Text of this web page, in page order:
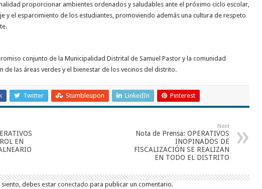
proporcionar ambientes ordenados y saludables ante el próximo ciclo escolar,
y el esparcimiento de los estudiantes, promoviendo además una cultura de respeto
conjunto de la Municipalidad Distrital de Samuel Pastor y la comunidad
de las áreas verdes y el bienestar de los vecinos del distrito.
Twitter Stumbleupon LinkedIn Pinterest
EN
Next
Nota de Prensa: OPERATIVOS
INOPINADOS DE
FISCALIZACIÓN SE REALIZAN
EN TODO EL DISTRITO
siento, debes estarconectado para publicar un comentario.